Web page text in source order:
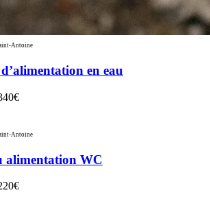
Antoine
en eau
Antoine
alimentation WC